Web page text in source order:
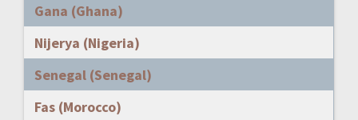
Gana (Ghana)
Nijerya (Nigeria)
Senegal (Senegal)
Fas (Morocco)